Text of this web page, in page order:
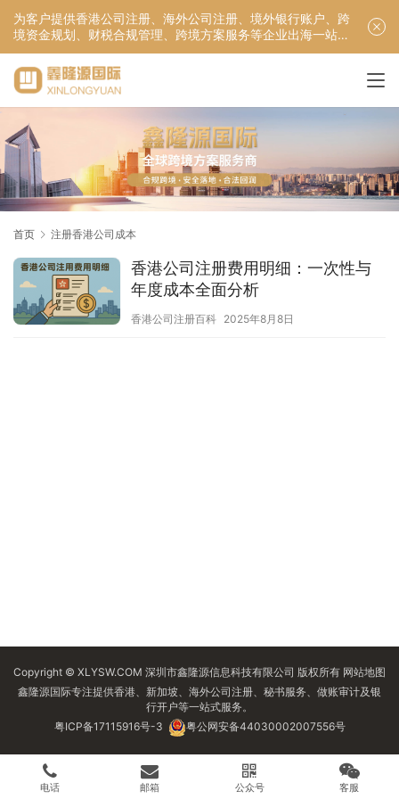
为客户提供香港公司注册、海外公司注册、境外银行账户、跨
境资金规划、财税合规管理、跨境方案服务等企业出海一站式
服务！
首页 注册香港公司成本
香港公司注册费用明细：一次性与
年度成本全面分析
香港公司注册百科 2025年8月8日
Copyright © XLYSW.COM 深圳市鑫隆源信息科技有限公司 版权所有 网站地图
鑫隆源国际专注提供香港、新加坡、海外公司注册、秘书服务、做账审计及银
行开户等一站式服务。
粤ICP备17115916号-3
粤公网安备44030002007556号
电话 邮箱 公众号 客服